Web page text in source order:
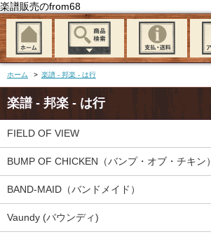
楽譜販売のfrom68
ホーム > 楽譜 - 邦楽 - は行
楽譜 - 邦楽 - は行
FIELD OF VIEW
BUMP OF CHICKEN（バンプ・オブ・チキン）
BAND-MAID（バンドメイド）
Vaundy (バウンディ)